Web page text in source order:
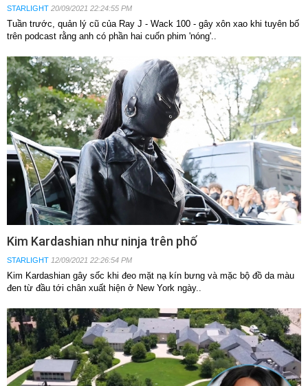
STARLIGHT 20/09/2021 22:24:55 PM
Tuần trước, quản lý cũ của Ray J - Wack 100 - gây xôn xao khi tuyên bố
trên podcast rằng anh có phần hai cuốn phim 'nóng'..
Kim Kardashian như ninja trên phố
STARLIGHT 12/09/2021 22:26:54 PM
Kim Kardashian gây sốc khi đeo mặt nạ kín bưng và mặc bộ đồ da màu
đen từ đầu tới chân xuất hiện ở New York ngày..